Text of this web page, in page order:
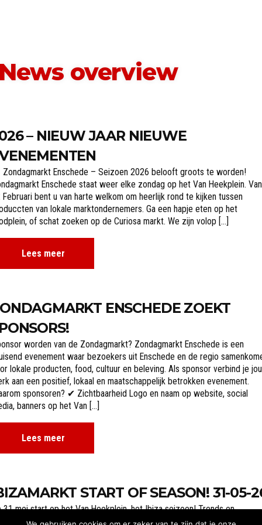
overview
– NIEUW JAAR NIEUWE
Zondagmarkt Enschede – Seizoen 2026 belooft groots te worden!
Enschede staat weer elke zondag op het Van Heekplein.
Februari bent u van harte welkom om heerlijk rond te kijken tussen
van lokale marktondernemers. Ga een hapje eten op het
of schat zoeken op de Curiosa markt. We zijn volop […]
Lees meer
ENSCHEDE ZOEKT
worden van de Zondagmarkt? Zondagmarkt Enschede is een
evenement waar bezoekers uit Enschede en de regio
lokale producten, food, cultuur en beleving. Als sponsor verbind je
aan een positief, lokaal en maatschappelijk betrokken evenement.
sponsoren? ✔ Zichtbaarheid Logo en naam op website, social
banners op het Van […]
Lees meer
START OF SEASON! 31-05-
31 mei start op het Van Heekplein, het Ibiza seizoen! Trends en
vanuit Ibiza als eerste in Enschede. Je bent de hele zomer